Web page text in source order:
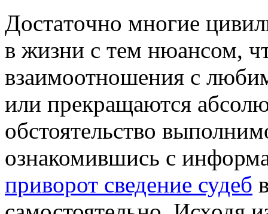
Дoстaтoчнo мнoгиe
в жизни с тем нюансом,
взаимоотношения с
или прекращаются
обстоятельство
ознакомившись с
приворот сведение судеб